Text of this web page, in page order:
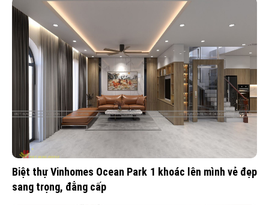
Biệt thự Vinhomes Ocean Park 1 khoác lên mình vẻ đẹp
sang trọng, đẳng cấp